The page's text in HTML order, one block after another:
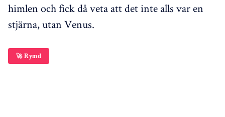
himlen och fick då veta att det inte alls var en
stjärna, utan Venus.
🚀 Rymd